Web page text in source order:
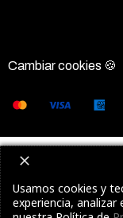
Cambiar cookies 🍪
Usamos cookies y
experiencia,